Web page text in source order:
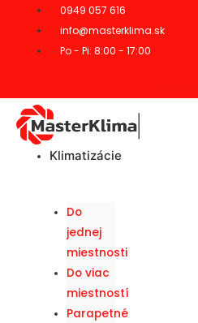
0949 057 616
info@masterklima.sk
Po - Pi: 8:00 - 17:00
Klimatizácie
Do
jednej
miestnosti
Do viac
miestností
Parapetné